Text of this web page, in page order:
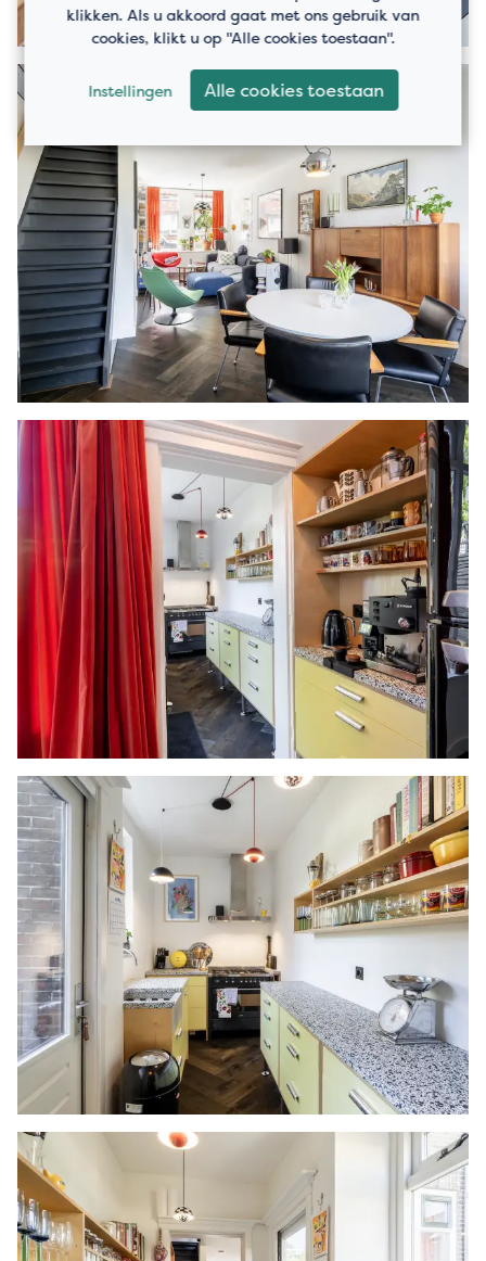
klikken. Als u akkoord gaat met ons gebruik van
cookies, klikt u op "Alle cookies toestaan".
Instellingen Alle cookies toestaan